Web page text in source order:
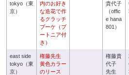
tokyo（東
京）
内のお好き
な造花で作
るクラッチ
ブーケ（ブ
ートニア付
き）
貴代子
（offic
e hana
801）
east side
tokyo（東
京）
権藤先生
黄色カラー
のリース
権藤貴
代子
先生